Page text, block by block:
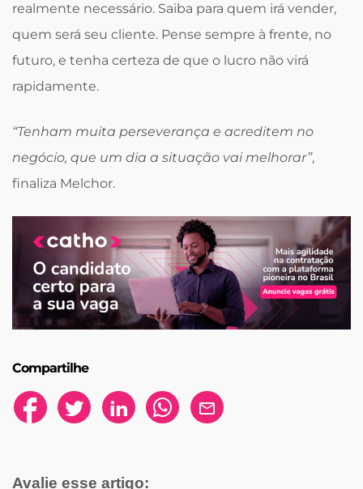
realmente necessário. Saiba para quem irá vender,
quem será seu cliente. Pense sempre à frente, no
futuro, e tenha certeza de que o lucro não virá
rapidamente.
“Tenham muita perseverança e acreditem no
negócio, que um dia a situação vai melhorar”,
finaliza Melchor.
Compartilhe
Avalie esse artigo: